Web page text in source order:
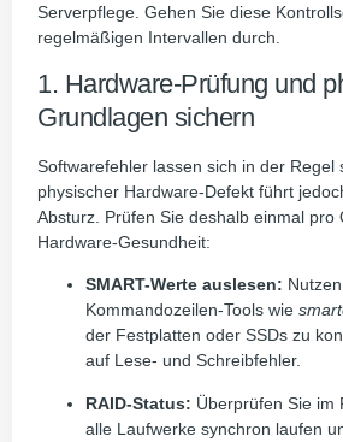
Serverpflege. Gehen Sie diese
regelmäßigen Intervallen durch.
1. Hardware-Prüfung und
Grundlagen sichern
Softwarefehler lassen sich in der Regel
physischer Hardware-Defekt führt
Absturz. Prüfen Sie deshalb einmal pro
Hardware-Gesundheit:
SMART-Werte auslesen:
Kommandozeilen-Tools wie
der Festplatten oder SSDs zu
auf Lese- und Schreibfehler.
RAID-Status: Überprüfen Sie im
alle Laufwerke synchron laufen